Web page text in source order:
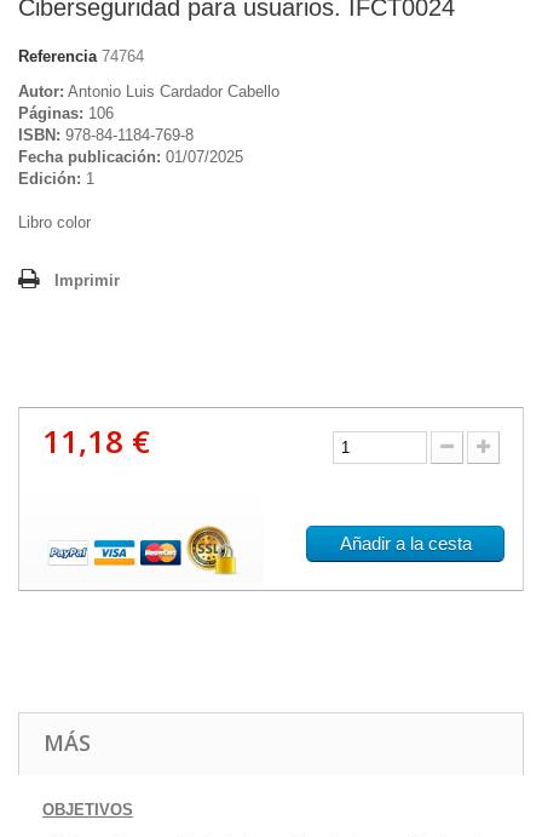
Ciberseguridad para usuarios. IFCT0024
Referencia 74764
Autor: Antonio Luis Cardador Cabello
Páginas: 106
ISBN: 978-84-1184-769-8
Fecha publicación: 01/07/2025
Edición: 1
Libro color
Imprimir
11,18 €
Añadir a la cesta
MÁS
OBJETIVOS